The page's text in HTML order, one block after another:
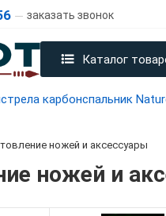
заказать звонок
Каталог
стрела карбонспальник
ножей и аксессуары
ножей и